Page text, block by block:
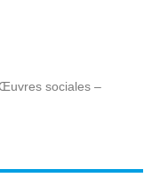
sociales –